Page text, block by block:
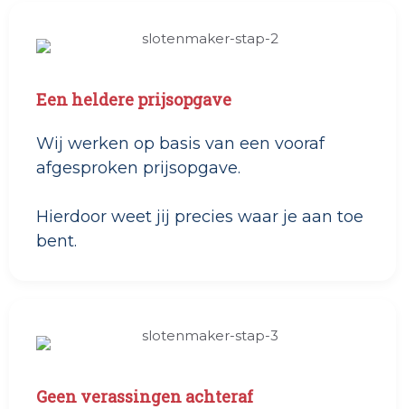
Een heldere prijsopgave
Wij werken op basis van een vooraf
afgesproken prijsopgave.
Hierdoor weet jij precies waar je aan toe
bent.
Geen verassingen achteraf